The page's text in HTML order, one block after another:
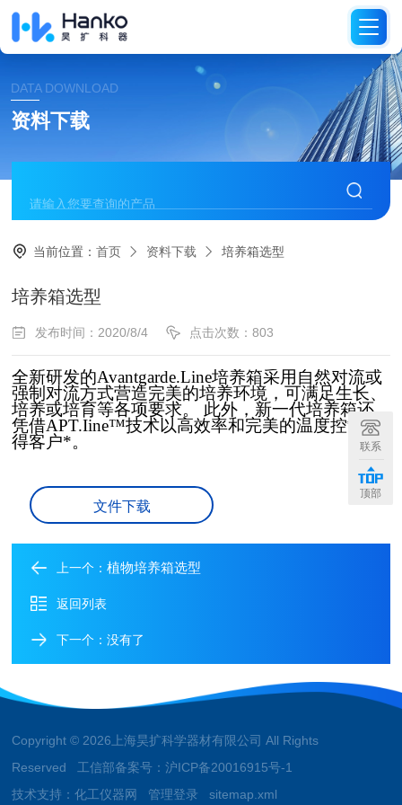
DATA DOWNLOAD
资料下载
当前位置：首页 资料下载 培养箱选型
培养箱选型
发布时间：2020/8/4 点击次数：803
全新研发的Avantgarde.Line培养箱采用自然对流或
强制 对流方式营造完美的培养环境，可满足生长、
培养或培育等各项要求。 此外，新一代培养箱还
凭借APT.Iine™技术以高效率和完美的温度控制博
得客户*。
文件下载
上一个：植物培养箱选型
返回列表
下一个：没有了
Copyright © 2026上海昊扩科学器材有限公司 All Rights
Reserved 工信部备案号：沪ICP备20016915号-1
技术支持：化工仪器网 管理登录 sitemap.xml
联系
顶部